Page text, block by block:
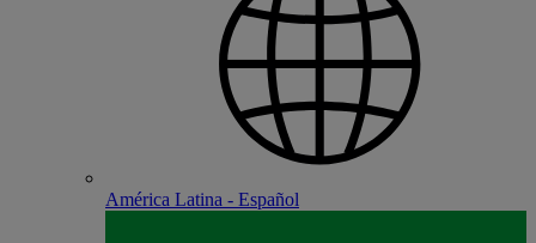
América Latina - Español